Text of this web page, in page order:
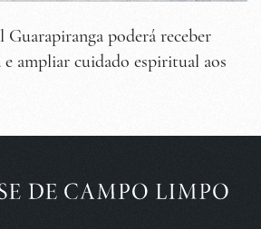
poderá receber
ampliar cuidado espiritual aos